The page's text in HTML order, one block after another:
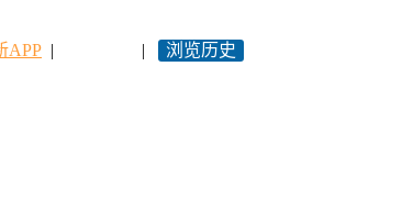
APP | | 浏览历史